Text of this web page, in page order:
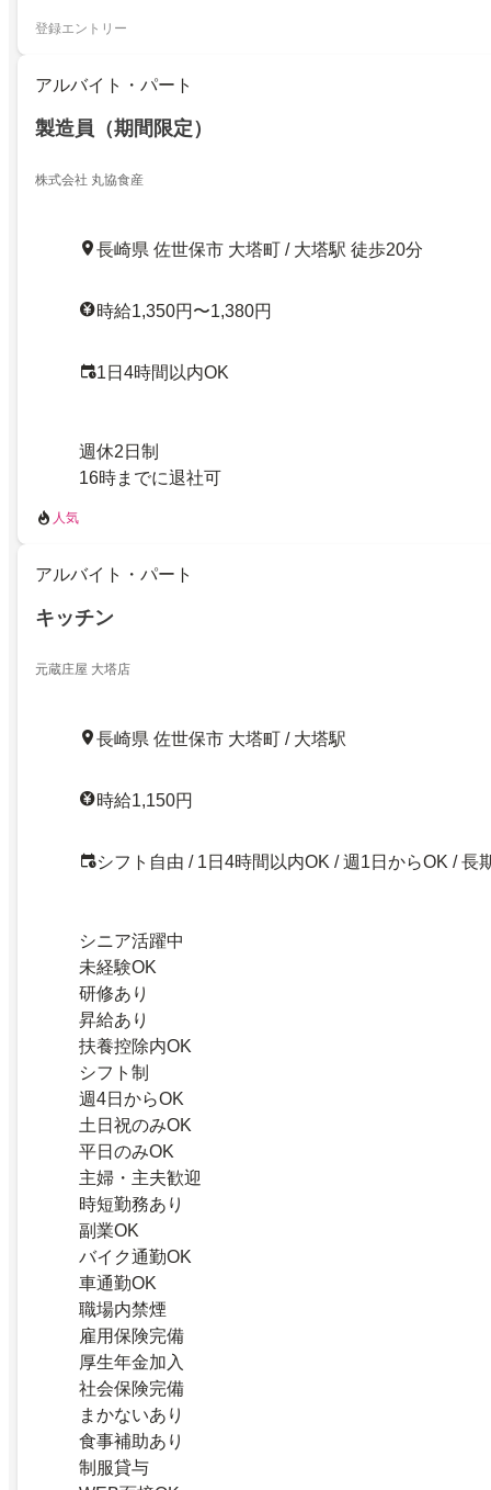
登録エントリー
アルバイト・パート
製造員（期間限定）
株式会社 丸協食産
長崎県 佐世保市 大塔町 / 大塔駅 徒歩20分
時給1,350円〜1,380円
1日4時間以内OK
週休2日制
16時までに退社可
人気
アルバイト・パート
キッチン
元蔵庄屋 大塔店
長崎県 佐世保市 大塔町 / 大塔駅
時給1,150円
シフト自由 / 1日4時間以内OK / 週1日からOK / 長
シニア活躍中
未経験OK
研修あり
昇給あり
扶養控除内OK
シフト制
週4日からOK
土日祝のみOK
平日のみOK
主婦・主夫歓迎
時短勤務あり
副業OK
バイク通勤OK
車通勤OK
職場内禁煙
雇用保険完備
厚生年金加入
社会保険完備
まかないあり
食事補助あり
制服貸与